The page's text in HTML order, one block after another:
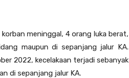
meninggal, 4 orang luka berat,
maupun di sepanjang jalur KA.
2022, kecelakaan terjadi sebanyak
di sepanjang jalur KA.